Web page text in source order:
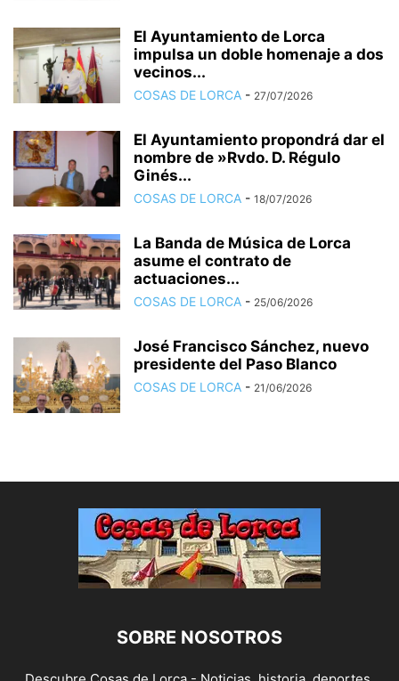
El Ayuntamiento de Lorca
impulsa un doble homenaje a dos
vecinos...
COSAS DE LORCA - 27/07/2026
El Ayuntamiento propondrá dar el
nombre de »Rvdo. D. Régulo
Ginés...
COSAS DE LORCA - 18/07/2026
La Banda de Música de Lorca
asume el contrato de
actuaciones...
COSAS DE LORCA - 25/06/2026
José Francisco Sánchez, nuevo
presidente del Paso Blanco
COSAS DE LORCA - 21/06/2026
SOBRE NOSOTROS